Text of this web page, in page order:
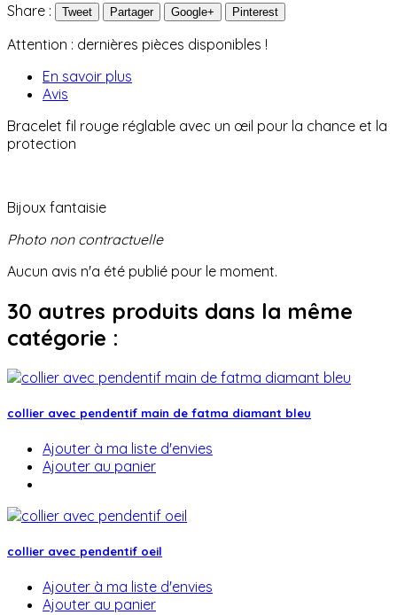
Share : Tweet Partager Google+ Pinterest
Attention : dernières pièces disponibles !
En savoir plus
Avis
Bracelet fil rouge réglable avec un œil pour la chance et la
protection
Bijoux fantaisie
Photo non contractuelle
Aucun avis n'a été publié pour le moment.
30 autres produits dans la même
catégorie :
collier avec pendentif main de fatma diamant bleu
Ajouter à ma liste d'envies
Ajouter au panier
collier avec pendentif oeil
Ajouter à ma liste d'envies
Ajouter au panier